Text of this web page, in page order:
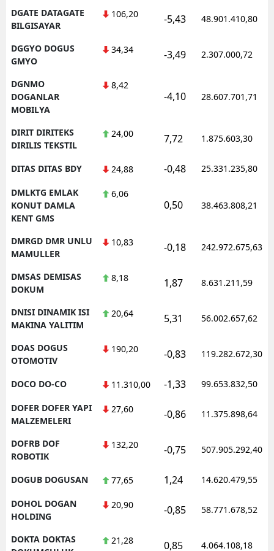
DGATE DATAGATE
BILGISAYAR
106,20 -5,43 48.901.410,80
DGGYO DOGUS
GMYO
34,34 -3,49 2.307.000,72
DGNMO
DOGANLAR
MOBILYA
8,42
-4,10 28.607.701,71
DIRIT DIRITEKS
DIRILIS TEKSTIL
24,00 7,72 1.875.603,30
DITAS DITAS BDY 24,88 -0,48 25.331.235,80
DMLKTG EMLAK
KONUT DAMLA
KENT GMS
6,06
0,50 38.463.808,21
DMRGD DMR UNLU
MAMULLER
10,83 -0,18 242.972.675,63
DMSAS DEMISAS
DOKUM
8,18 1,87 8.631.211,59
DNISI DINAMIK ISI
MAKINA YALITIM
20,64 5,31 56.002.657,62
DOAS DOGUS
OTOMOTIV
190,20 -0,83 119.282.672,30
DOCO DO-CO 11.310,00 -1,33 99.653.832,50
DOFER DOFER YAPI
MALZEMELERI
27,60 -0,86 11.375.898,64
DOFRB DOF
ROBOTIK
132,20 -0,75 507.905.292,40
DOGUB DOGUSAN 77,65 1,24 14.620.479,55
DOHOL DOGAN
HOLDING
20,90 -0,85 58.771.678,52
DOKTA DOKTAS
21,28 0,85 4.064.108,18